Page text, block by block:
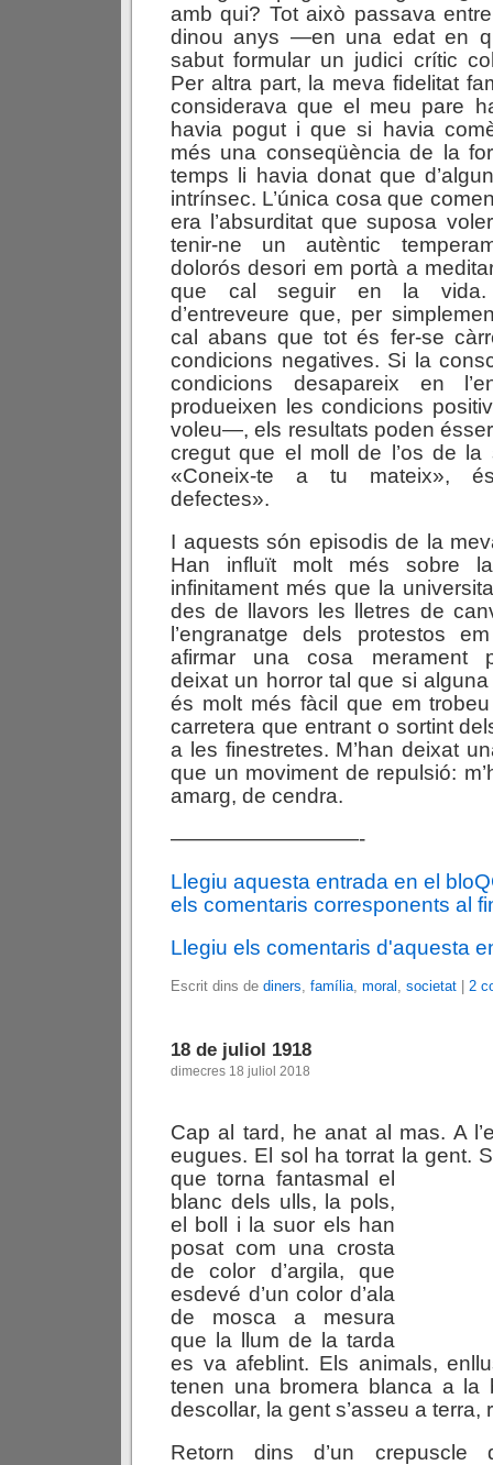
amb qui? Tot això passava
dinou anys —en una edat en
sabut formular un judici crític
Per altra part, la meva fidelitat
considerava que el meu pare
havia pogut i que si havia
més una conseqüència de la
temps li havia donat que
intrínsec. L’única cosa que
era l’absurditat que suposa
tenir-ne un autèntic
dolorós desori em portà a
que cal seguir en la vida.
d’entreveure que, per
cal abans que tot és fer-se
condicions negatives. Si la
condicions desapareix en
produeixen les condicions
voleu—, els resultats poden
cregut que el moll de l’os de la
«Coneix-te a tu mateix»,
defectes».
I aquests són episodis de la
Han influït molt més sobre
infinitament més que la
des de llavors les lletres de
l’engranatge dels protestos
afirmar una cosa merament
deixat un horror tal que si
és molt més fàcil que em
carretera que entrant o sortint
a les finestretes. M’han deixat
que un moviment de repulsió:
amarg, de cendra.
—————————-
Llegiu aquesta entrada en el
els comentaris corresponents al
Llegiu els comentaris d'aquesta
Escrit dins de diners, família, moral , societat 2
18 de juliol 1918
dimecres 18 juliol 2018
Cap al tard, he anat al mas. A
eugues. El sol ha torrat la gent.
que torna fantasmal el
blanc dels ulls, la pols,
el boll i la suor els han
posat com una crosta
de color d’argila, que
esdevé d’un color d’ala
de mosca a mesura
que la llum de la tarda
es va afeblint. Els animals,
tenen una bromera blanca a la
descollar, la gent s’asseu a terra,
Retorn dins d’un crepuscle